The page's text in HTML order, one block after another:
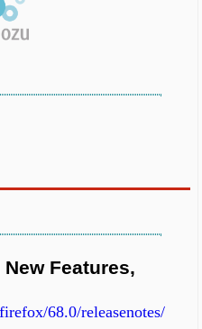
Features,
68.0/releasenotes/